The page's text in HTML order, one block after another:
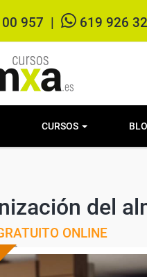
957 619 926
CURSOS
del
ONLINE